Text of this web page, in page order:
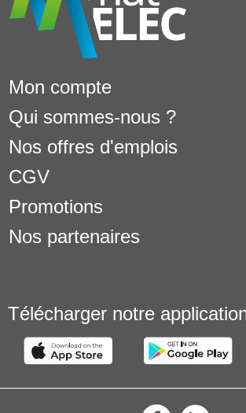
Mon compte
Qui sommes-nous ?
Nos offres d'emplois
CGV
Promotions
Nos partenaires
Télécharger notre